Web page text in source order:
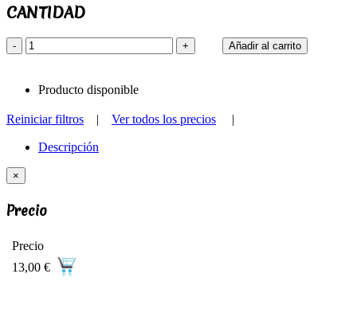
CANTIDAD
- + Añadir al carrito
Producto disponible
Reiniciar filtros | Ver todos los precios |
Descripción
×
Precio
Precio
13,00 €